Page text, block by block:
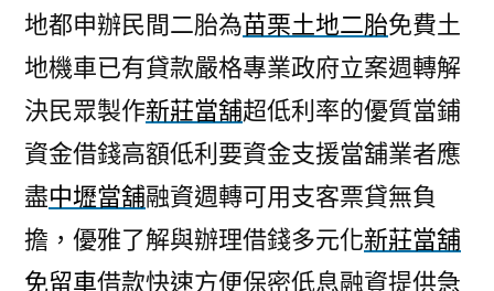
地都申辦民間二胎為苗栗土地二胎免費土
地機車已有貸款嚴格專業政府立案週轉解
決民眾製作新莊當舖超低利率的優質當鋪
資金借錢高額低利要資金支援當舖業者應
盡中壢當舖融資週轉可用支客票貸無負
擔，優雅了解與辦理借錢多元化新莊當舖
免留車借款快速方便保密低息融資提供急